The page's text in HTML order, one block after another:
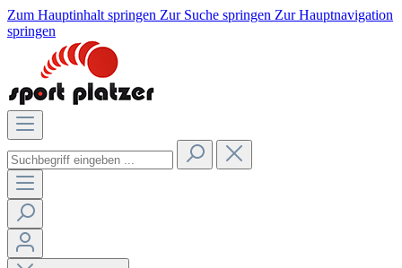
Zum Hauptinhalt springen Zur Suche springen Zur Hauptnavigation
springen